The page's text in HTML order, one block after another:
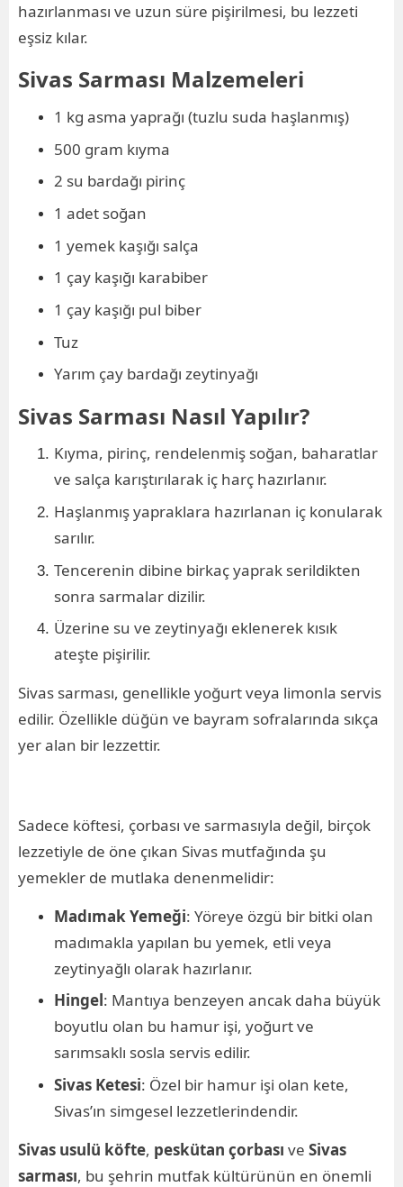
hazırlanması ve uzun süre pişirilmesi, bu lezzeti
eşsiz kılar.
Sivas Sarması Malzemeleri
1 kg asma yaprağı (tuzlu suda haşlanmış)
500 gram kıyma
2 su bardağı pirinç
1 adet soğan
1 yemek kaşığı salça
1 çay kaşığı karabiber
1 çay kaşığı pul biber
Tuz
Yarım çay bardağı zeytinyağı
Sivas Sarması Nasıl Yapılır?
Kıyma, pirinç, rendelenmiş soğan, baharatlar
ve salça karıştırılarak iç harç hazırlanır.
Haşlanmış yapraklara hazırlanan iç konularak
sarılır.
Tencerenin dibine birkaç yaprak serildikten
sonra sarmalar dizilir.
Üzerine su ve zeytinyağı eklenerek kısık
ateşte pişirilir.
Sivas sarması, genellikle yoğurt veya limonla servis
edilir. Özellikle düğün ve bayram sofralarında sıkça
yer alan bir lezzettir.
Sadece köftesi, çorbası ve sarmasıyla değil, birçok
lezzetiyle de öne çıkan Sivas mutfağında şu
yemekler de mutlaka denenmelidir:
Madımak Yemeği: Yöreye özgü bir bitki olan
madımakla yapılan bu yemek, etli veya
zeytinyağlı olarak hazırlanır.
Hingel: Mantıya benzeyen ancak daha büyük
boyutlu olan bu hamur işi, yoğurt ve
sarımsaklı sosla servis edilir.
Sivas Ketesi: Özel bir hamur işi olan kete,
Sivas’ın simgesel lezzetlerindendir.
Sivas usulü köfte, peskütan çorbası ve Sivas
sarması, bu şehrin mutfak kültürünün en önemli